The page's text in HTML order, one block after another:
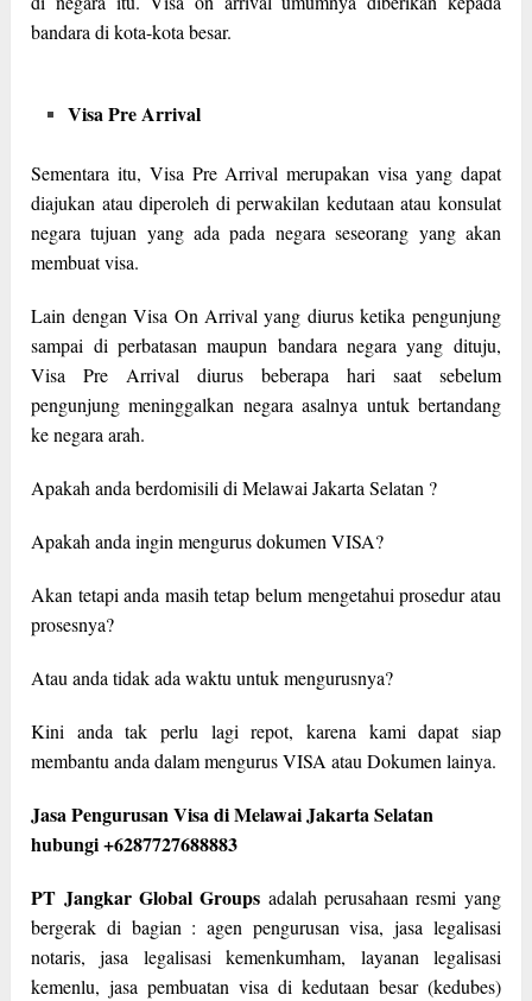
bandara di kota-kota besar.
Visa Pre Arrival
Sementara itu, Visa Pre Arrival merupakan visa yang dapat
diajukan atau diperoleh di perwakilan kedutaan atau konsulat
negara tujuan yang ada pada negara seseorang yang akan
membuat visa.
Lain dengan Visa On Arrival yang diurus ketika pengunjung
sampai di perbatasan maupun bandara negara yang dituju,
Visa Pre Arrival diurus beberapa hari saat sebelum
pengunjung meninggalkan negara asalnya untuk bertandang
ke negara arah.
Apakah anda berdomisili di Melawai Jakarta Selatan ?
Apakah anda ingin mengurus dokumen VISA?
Akan tetapi anda masih tetap belum mengetahui prosedur atau
prosesnya?
Atau anda tidak ada waktu untuk mengurusnya?
Kini anda tak perlu lagi repot, karena kami dapat siap
membantu anda dalam mengurus VISA atau Dokumen lainya.
Jasa Pengurusan Visa di Melawai Jakarta Selatan
hubungi +6287727688883
PT Jangkar Global Groups adalah perusahaan resmi yang
bergerak di bagian : agen pengurusan visa, jasa legalisasi
notaris, jasa legalisasi kemenkumham, layanan legalisasi
kemenlu, jasa pembuatan visa di kedutaan besar (kedubes)